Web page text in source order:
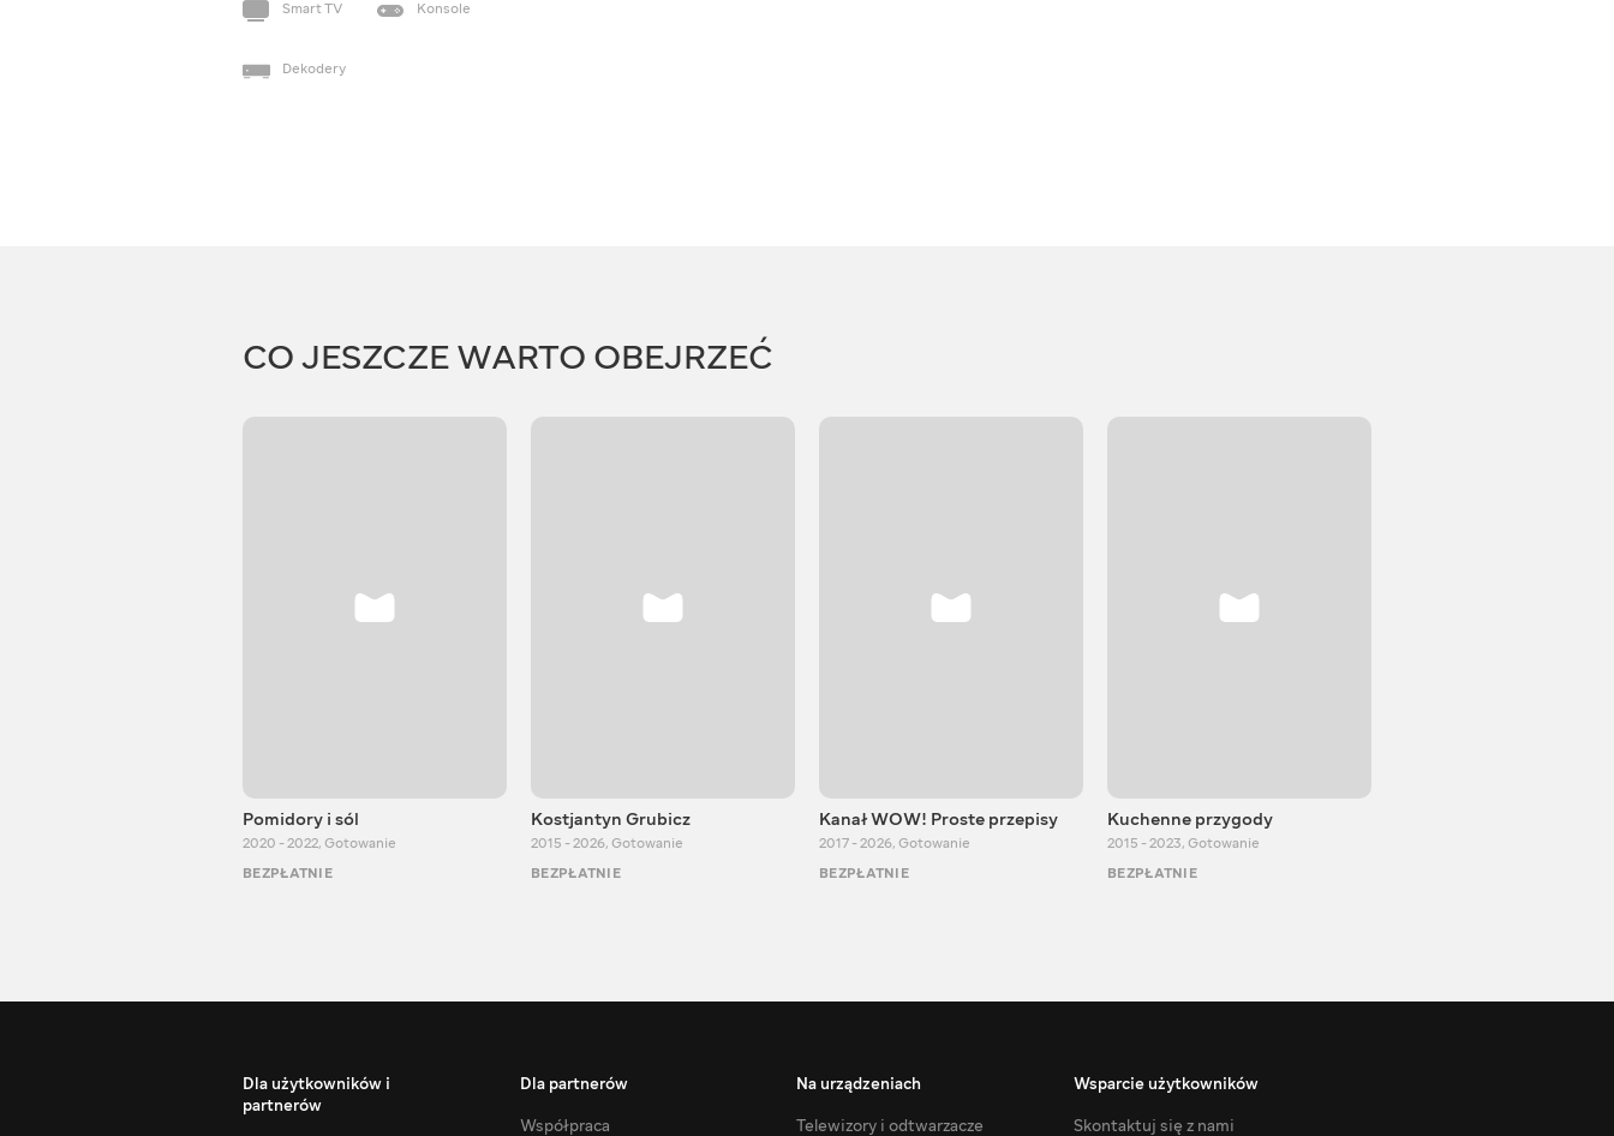
Smart TV Konsole
Dekodery
CO JESZCZE WARTO OBEJRZEĆ
Pomidory i sól
2020 - 2022, Gotowanie
BEZPŁATNIE
Kostjantyn Grubicz
2015 - 2026, Gotowanie
BEZPŁATNIE
Kanał WOW! Proste przepisy
2017 - 2026, Gotowanie
BEZPŁATNIE
Kuchenne przygody
2015 - 2023, Gotowanie
BEZPŁATNIE
Dla użytkowników i
partnerów
Dla partnerów
Współpraca
Na urządzeniach
Telewizory i odtwarzacze
Wsparcie użytkowników
Skontaktuj się z nami